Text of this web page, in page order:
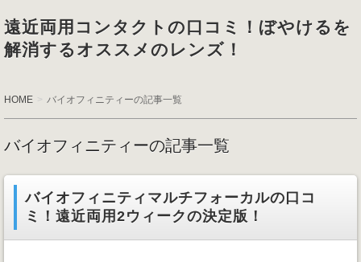
遠近両用コンタクトの口コミ！ぼやけるを
解消するオススメのレンズ！
HOME バイオフィニティーの記事一覧
バイオフィニティーの記事一覧
バイオフィニティマルチフォーカルの口コ
ミ！遠近両用2ウィークの決定版！